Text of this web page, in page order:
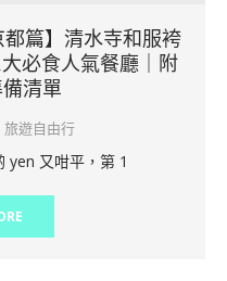
都篇】清水寺和服袴
必食人氣餐廳｜附
清單
旅遊自由行
yen 又咁平，第 1